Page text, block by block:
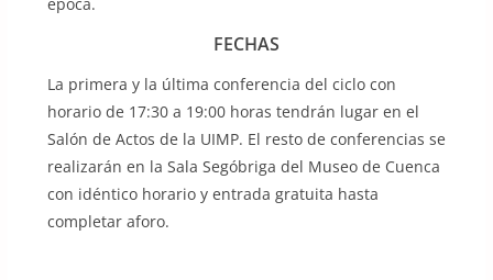
FECHAS
La primera y la última conferencia del ciclo con
horario de 17:30 a 19:00 horas tendrán lugar en el
Salón de Actos de la UIMP. El resto de conferencias se
realizarán en la Sala Segóbriga del Museo de Cuenca
con idéntico horario y entrada gratuita hasta
completar aforo.